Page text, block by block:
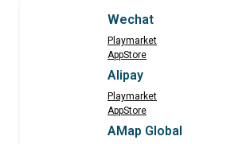
Wechat
Playmarket
AppStore
Alipay
Playmarket
AppStore
AMap Global